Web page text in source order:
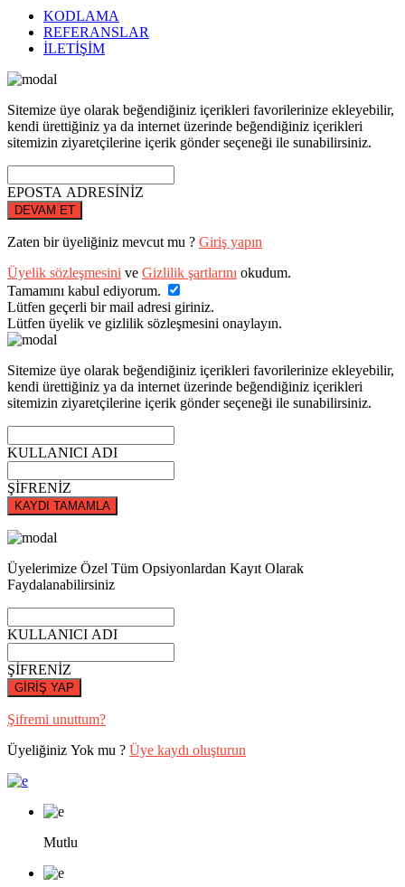
KODLAMA
REFERANSLAR
İLETİŞİM
Sitemize üye olarak beğendiğiniz içerikleri favorilerinize ekleyebilir,
kendi ürettiğiniz ya da internet üzerinde beğendiğiniz içerikleri
sitemizin ziyaretçilerine içerik gönder seçeneği ile sunabilirsiniz.
EPOSTA ADRESİNİZ
DEVAM ET
Zaten bir üyeliğiniz mevcut mu ? Giriş yapın
Üyelik sözleşmesini ve Gizlilik şartlarını okudum.
Tamamını kabul ediyorum.
Lütfen geçerli bir mail adresi giriniz.
Lütfen üyelik ve gizlilik sözleşmesini onaylayın.
Sitemize üye olarak beğendiğiniz içerikleri favorilerinize ekleyebilir,
kendi ürettiğiniz ya da internet üzerinde beğendiğiniz içerikleri
sitemizin ziyaretçilerine içerik gönder seçeneği ile sunabilirsiniz.
KULLANICI ADI
ŞİFRENİZ
KAYDI TAMAMLA
Üyelerimize Özel Tüm Opsiyonlardan Kayıt Olarak
Faydalanabilirsiniz
KULLANICI ADI
ŞİFRENİZ
GİRİŞ YAP
Şifremi unuttum?
Üyeliğiniz Yok mu ? Üye kaydı oluşturun
Mutlu